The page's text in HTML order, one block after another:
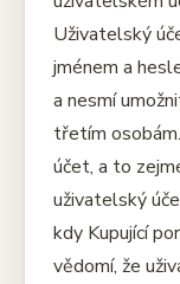
Uživatelský
jménem a
a nesmí
třetím
účet, a to
uživatelský
kdy Kupující
vědomí, že